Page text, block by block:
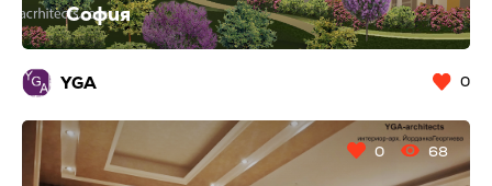
София
YGA 0
0 68